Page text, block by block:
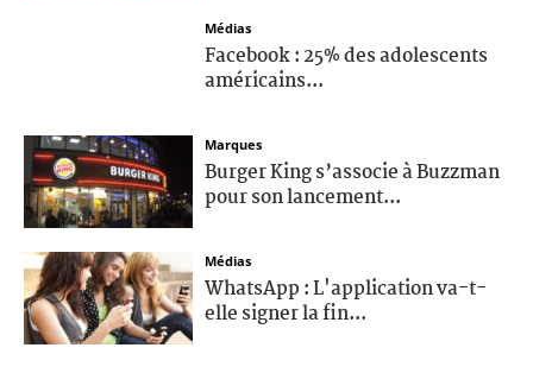
Médias
Facebook : 25% des adolescents
américains...
Marques
Burger King s’associe à Buzzman
pour son lancement...
Médias
WhatsApp : L'application va-t-
elle signer la fin...